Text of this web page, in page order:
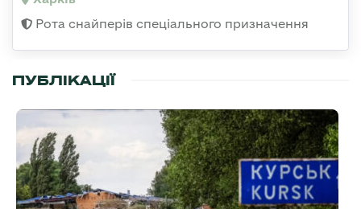
Рота снайперів спеціального призначення
ПУБЛІКАЦІЇ